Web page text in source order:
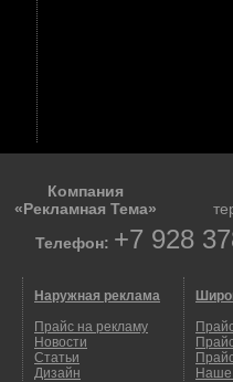
Компания
«Рекламная Тема»
Телефон: +7 928
Наружная реклама
Прайс на рекламу
Новости
Статьи
Дизайн
Наше